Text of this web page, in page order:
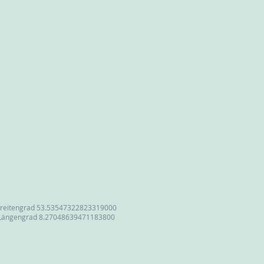
53.53547322823319000
8.27048639471183800